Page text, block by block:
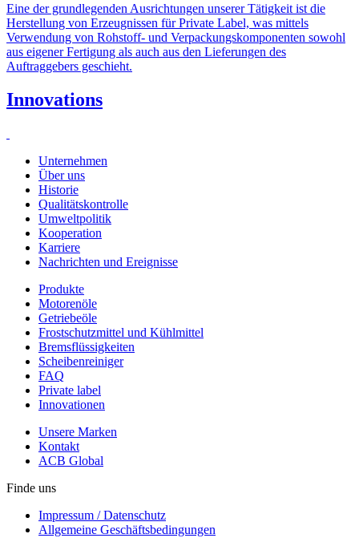
Eine der grundlegenden Ausrichtungen unserer Tätigkeit ist die
Herstellung von Erzeugnissen für Private Label, was mittels
Verwendung von Rohstoff- und Verpackungskomponenten sowohl
aus eigener Fertigung als auch aus den Lieferungen des
Auftraggebers geschieht.
Innovations
Unternehmen
Über uns
Historie
Qualitätskontrolle
Umweltpolitik
Kooperation
Karriere
Nachrichten und Ereignisse
Produkte
Motorenöle
Getriebeöle
Frostschutzmittel und Kühlmittel
Bremsflüssigkeiten
Scheibenreiniger
FAQ
Private label
Innovationen
Unsere Marken
Kontakt
ACB Global
Finde uns
Impressum / Datenschutz
Allgemeine Geschäftsbedingungen